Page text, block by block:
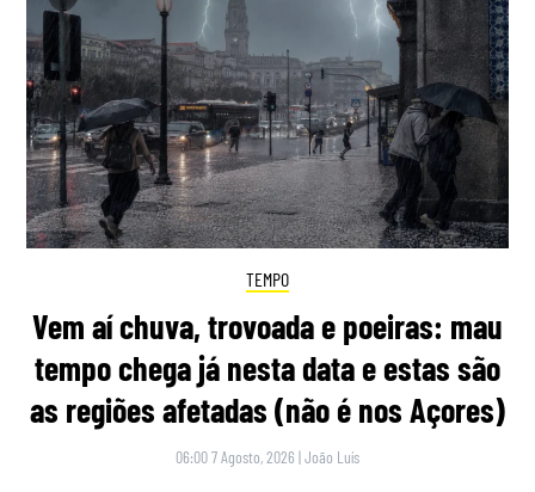
TEMPO
Vem aí chuva, trovoada e poeiras: mau
tempo chega já nesta data e estas são
as regiões afetadas (não é nos Açores)
06:00 7 Agosto, 2026 |João Luís